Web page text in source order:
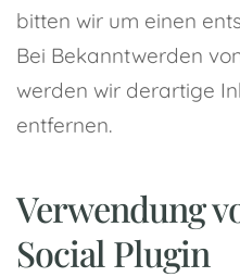
bitten wir um einen
Bei Bekanntwerden
werden wir derartige
entfernen.
Verwendung
Social Plugin